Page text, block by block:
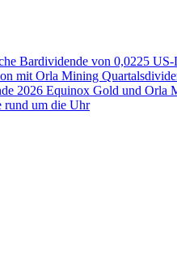
Bardividende von 0,0225 US-
mit Orla Mining
2026 Equinox Gold und Orla
rund um die Uhr